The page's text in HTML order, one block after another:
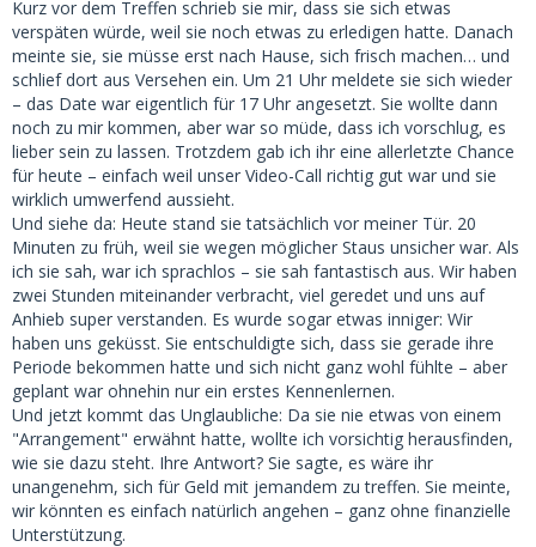
Kurz vor dem Treffen schrieb sie mir, dass sie sich etwas
verspäten würde, weil sie noch etwas zu erledigen hatte. Danach
meinte sie, sie müsse erst nach Hause, sich frisch machen… und
schlief dort aus Versehen ein. Um 21 Uhr meldete sie sich wieder
– das Date war eigentlich für 17 Uhr angesetzt. Sie wollte dann
noch zu mir kommen, aber war so müde, dass ich vorschlug, es
lieber sein zu lassen. Trotzdem gab ich ihr eine allerletzte Chance
für heute – einfach weil unser Video-Call richtig gut war und sie
wirklich umwerfend aussieht.
Und siehe da: Heute stand sie tatsächlich vor meiner Tür. 20
Minuten zu früh, weil sie wegen möglicher Staus unsicher war. Als
ich sie sah, war ich sprachlos – sie sah fantastisch aus. Wir haben
zwei Stunden miteinander verbracht, viel geredet und uns auf
Anhieb super verstanden. Es wurde sogar etwas inniger: Wir
haben uns geküsst. Sie entschuldigte sich, dass sie gerade ihre
Periode bekommen hatte und sich nicht ganz wohl fühlte – aber
geplant war ohnehin nur ein erstes Kennenlernen.
Und jetzt kommt das Unglaubliche: Da sie nie etwas von einem
"Arrangement" erwähnt hatte, wollte ich vorsichtig herausfinden,
wie sie dazu steht. Ihre Antwort? Sie sagte, es wäre ihr
unangenehm, sich für Geld mit jemandem zu treffen. Sie meinte,
wir könnten es einfach natürlich angehen – ganz ohne finanzielle
Unterstützung.